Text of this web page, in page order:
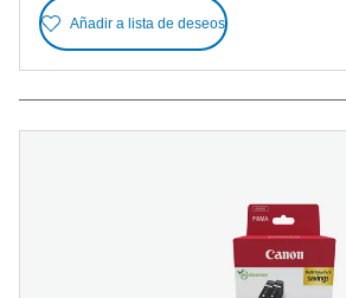
Añadir a lista de deseos